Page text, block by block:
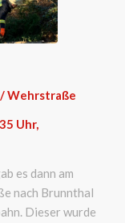
Wehrstraße
Uhr,
es dann am
nach Brunnthal
Dieser wurde